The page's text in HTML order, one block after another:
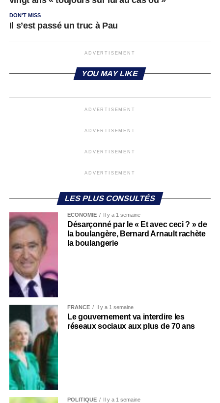
DON'T MISS
Il s’est passé un truc à Pau
ADVERTISEMENT
YOU MAY LIKE
ADVERTISEMENT
ADVERTISEMENT
ADVERTISEMENT
ADVERTISEMENT
LES PLUS CONSULTÉS
ECONOMIE Il y a 1 semaine
Désarçonné par le « Et avec ceci ? » de
la boulangère, Bernard Arnault rachète
la boulangerie
FRANCE Il y a 1 semaine
Le gouvernement va interdire les
réseaux sociaux aux plus de 70 ans
POLITIQUE Il y a 1 semaine